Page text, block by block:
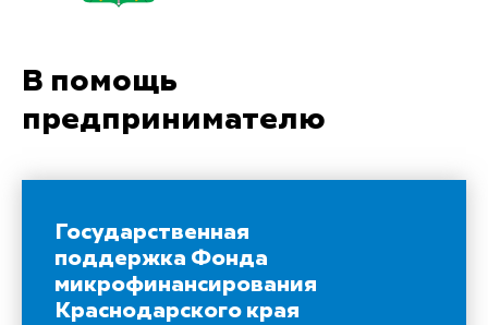
В помощь
предпринимателю
Государственная
поддержка Фонда
микрофинансирования
Краснодарского края